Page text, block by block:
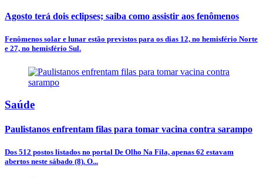
Agosto terá dois eclipses; saiba como assistir aos fenômenos
Fenômenos solar e lunar estão previstos para os dias 12, no hemisfério Norte
e 27, no hemisfério Sul.
Saúde
Paulistanos enfrentam filas para tomar vacina contra sarampo
Dos 512 postos listados no portal De Olho Na Fila, apenas 62 estavam
abertos neste sábado (8). O...